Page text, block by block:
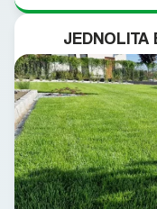
JEDNOLITA